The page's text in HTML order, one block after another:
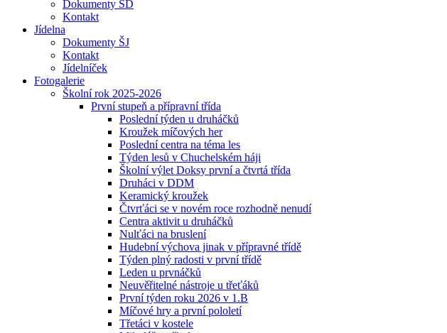
Dokumenty ŠD
Kontakt
Jídelna
Dokumenty ŠJ
Kontakt
Jídelníček
Fotogalerie
Školní rok 2025-2026
První stupeň a přípravní třída
Poslední týden u druháčků
Kroužek míčových her
Poslední centra na téma les
Týden lesů v Chuchelském háji
Školní výlet Doksy první a čtvrtá třída
Druháci v DDM
Keramický kroužek
Čtvrťáci se v novém roce rozhodně nenudí
Centra aktivit u druháčků
Nulťáci na bruslení
Hudební výchova jinak v přípravné třídě
Týden plný radosti v první třídě
Leden u prvnáčků
Neuvěřitelné nástroje u třeťáků
První týden roku 2026 v 1.B
Míčové hry a první pololetí
Třetáci v kostele